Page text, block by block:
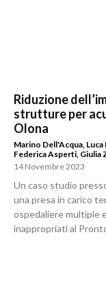
Riduzione
strutture per
Olona
Marino Dell'Acqua,
Federica Asperti, Giulia
14 Novembre 2023
Un caso studio
una presa in carico
ospedaliere multiple
inappropriati al